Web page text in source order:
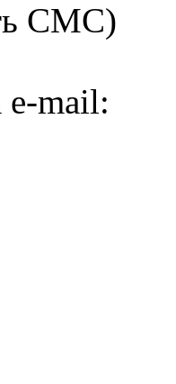
СМС)
mail: